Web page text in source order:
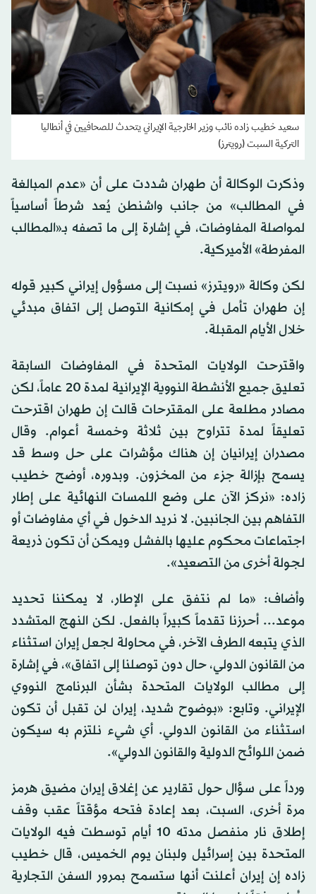
سعيد خطيب زاده نائب وزير الخارجية الإيراني يتحدث للصحافيين في أنطاليا
التركية السبت (رويترز)
وذكرت الوكالة أن طهران شددت على أن «عدم المبالغة
في المطالب» من جانب واشنطن يُعد شرطاً أساسياً
لمواصلة المفاوضات، في إشارة إلى ما تصفه بـ«المطالب
المفرطة» الأميركية.
لكن وكالة «رويترز» نسبت إلى مسؤول إيراني كبير قوله
إن طهران تأمل في إمكانية التوصل إلى اتفاق مبدئي
خلال الأيام المقبلة.
واقترحت الولايات المتحدة في المفاوضات السابقة
تعليق جميع الأنشطة النووية الإيرانية لمدة 20 عاماً، لكن
مصادر مطلعة على المقترحات قالت إن طهران اقترحت
تعليقاً لمدة تتراوح بين ثلاثة وخمسة أعوام. وقال
مصدران إيرانيان إن هناك مؤشرات على حل وسط قد
يسمح بإزالة جزء من المخزون. وبدوره، أوضح خطيب
زاده: «نركز الآن على وضع اللمسات النهائية على إطار
التفاهم بين الجانبين. لا نريد الدخول في أي مفاوضات أو
اجتماعات محكوم عليها ⁠بالفشل ويمكن أن تكون ذريعة
لجولة ‌أخرى من التصعيد».
وأضاف: «ما لم ‌نتفق على الإطار، لا يمكننا ​تحديد
موعد... أحرزنا تقدماً كبيراً ‌بالفعل. لكن النهج المتشدد
الذي يتبعه الطرف ‌الآخر، في محاولة لجعل إيران استثناء
من القانون الدولي، حال دون توصلنا إلى اتفاق»، في إشارة
إلى مطالب الولايات المتحدة بشأن البرنامج النووي
الإيراني. وتابع: «بوضوح شديد، إيران لن تقبل أن تكون
‌استثناء من القانون الدولي. أي شيء نلتزم به سيكون
ضمن اللوائح الدولية والقانون الدولي».
ورداً ⁠على ⁠سؤال حول تقارير عن إغلاق إيران مضيق هرمز
مرة أخرى، السبت، بعد إعادة فتحه مؤقتاً عقب وقف
إطلاق نار منفصل مدته 10 أيام توسطت فيه الولايات
المتحدة بين إسرائيل ولبنان يوم الخميس، قال خطيب
زاده إن إيران أعلنت أنها ستسمح بمرور السفن التجارية